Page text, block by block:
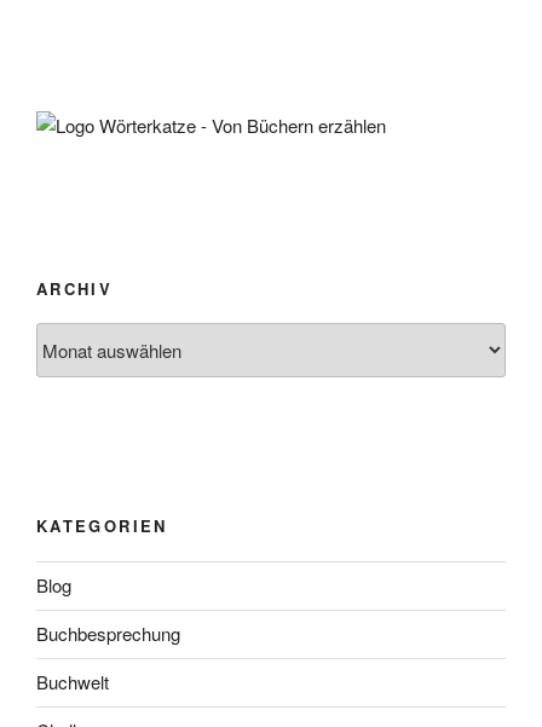
ARCHIV
KATEGORIEN
Blog
Buchbesprechung
Buchwelt